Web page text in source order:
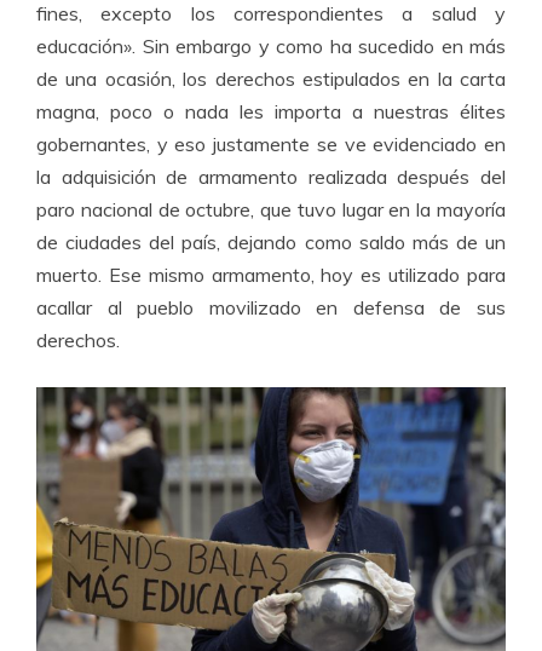
fines, excepto los correspondientes a salud y
educación». Sin embargo y como ha sucedido en más
de una ocasión, los derechos estipulados en la carta
magna, poco o nada les importa a nuestras élites
gobernantes, y eso justamente se ve evidenciado en
la adquisición de armamento realizada después del
paro nacional de octubre, que tuvo lugar en la mayoría
de ciudades del país, dejando como saldo más de un
muerto. Ese mismo armamento, hoy es utilizado para
acallar al pueblo movilizado en defensa de sus
derechos.